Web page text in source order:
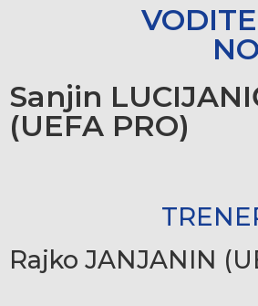
Sanjin
(UEFA PRO)
Rajko JANJANIN